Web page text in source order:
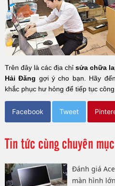
Trên đây là các địa chỉ sửa chữa
Hải Đăng gợi ý cho bạn. Hãy
khắc phục hư hỏng để tiếp tục
Facebook Tweet
Tin tức cùng chuyên mục
Đánh giá
màn hình